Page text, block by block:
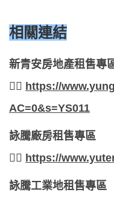
相關連結
新青安房地產租售專
👉🏻 https://
AC=0&s=YS011
詠騰廠房租售專區
👉🏻 https://
詠騰工業地租售專區